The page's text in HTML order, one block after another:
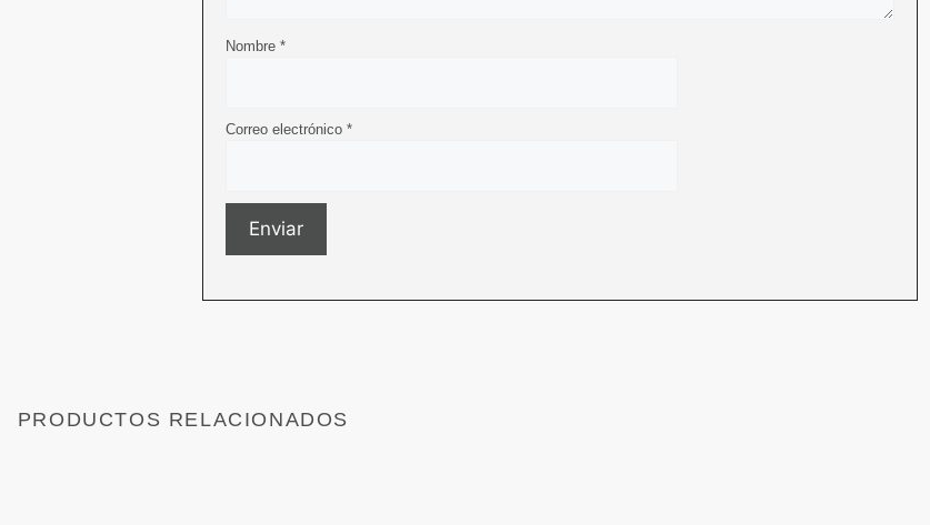
Nombre *
Correo electrónico *
PRODUCTOS RELACIONADOS